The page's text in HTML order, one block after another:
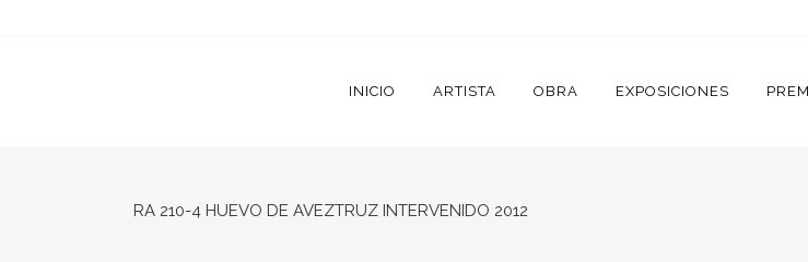
INICIO ARTISTA OBRA EXPOSICIONES
RA 210-4 HUEVO DE AVEZTRUZ INTERVENIDO 2012